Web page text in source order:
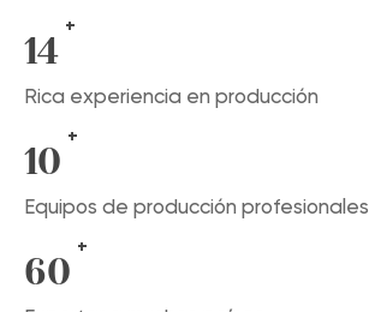
14 +
Rica experiencia en producción
10 +
Equipos de producción profesionales
60 +